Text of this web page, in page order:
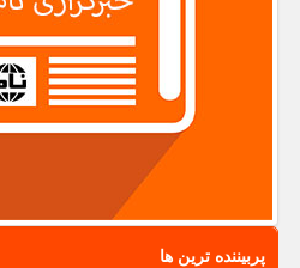
پربیننده ترین ها